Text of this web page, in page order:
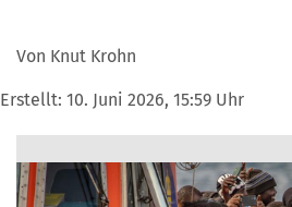
Von Knut Krohn
Erstellt: 10. Juni 2026, 15:59 Uhr